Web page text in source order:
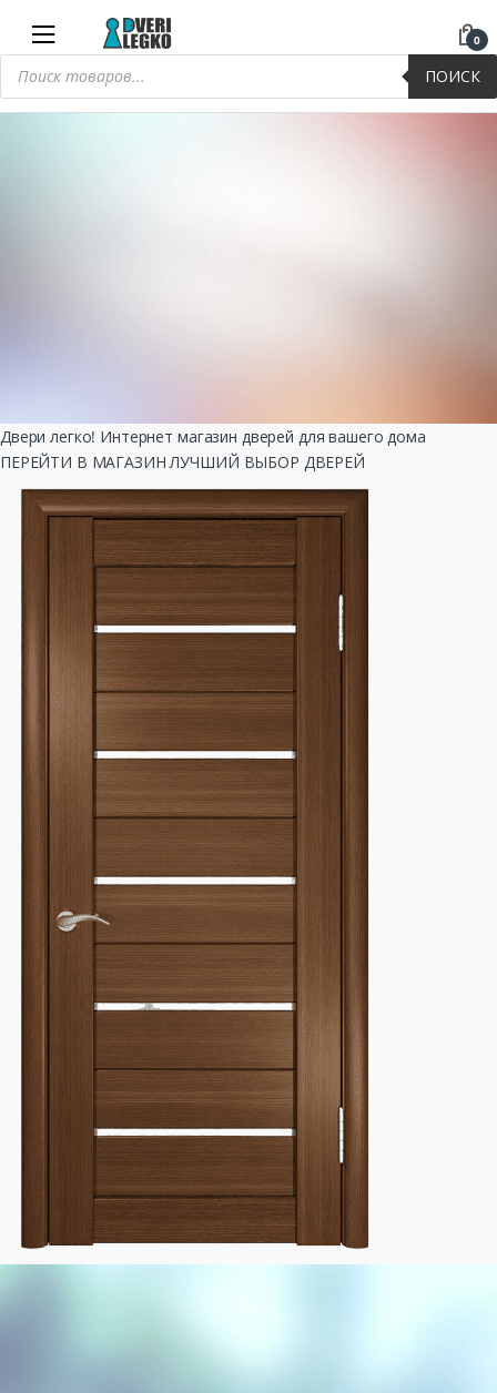
navigation
content
0
Поиск
товаров
ПОИСК
Двери легко! Интернет магазин дверей для вашего дома
ПЕРЕЙТИ В МАГАЗИН ЛУЧШИЙ ВЫБОР ДВЕРЕЙ